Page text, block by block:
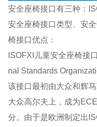
安全座椅接口有三种：
安全座椅接口类型、安
椅接口优点：
ISOFXI儿童安全座椅接
nal Standards
该接口最初由大众和辉
大众高尔夫上，成为
分。由于是欧洲制定出